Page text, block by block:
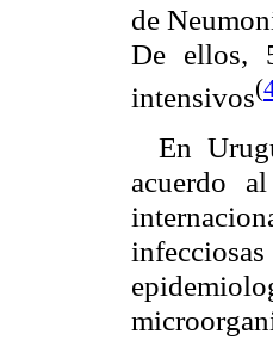
de
De ellos,
intensivos(
En
acuerdo